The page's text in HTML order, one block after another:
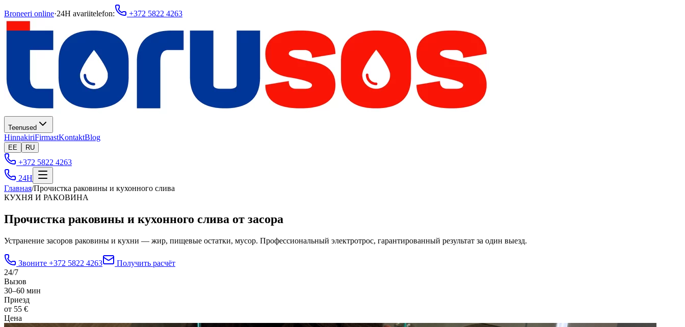
Broneeri online·24H avariitelefon: +372 5822 4263
Teenused
HinnakiriFirmastKontaktBlog
EE RU
+372 5822 4263
24H
Главная/Прочистка раковины и кухонного слива
КУХНЯ И РАКОВИНА
Прочистка раковины и кухонного слива от засора
Устранение засоров раковины и кухни — жир, пищевые остатки, мусор. Профессиональный электротрос, гарантированный результат за один выезд.
Звоните +372 5822 4263
Получить расчёт
24/7
Вызов
30–60 мин
Приезд
от 55 €
Цена